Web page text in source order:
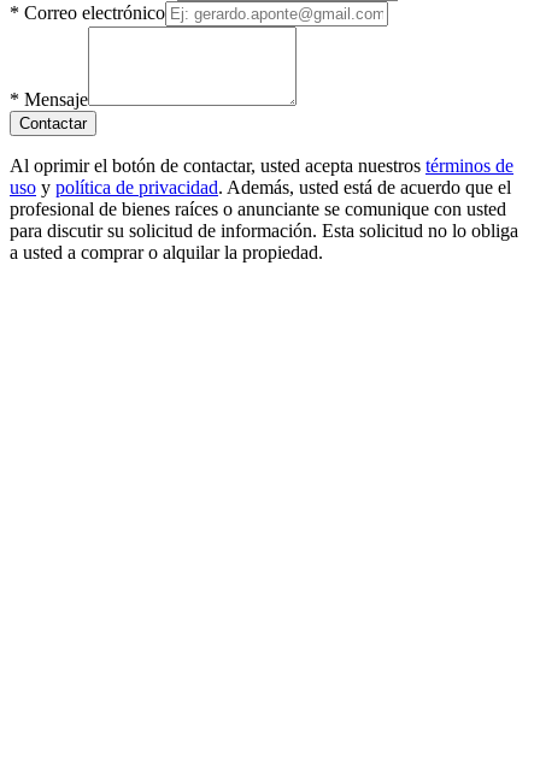
* Correo electrónico
* Mensaje
Contactar
Al oprimir el botón de contactar, usted acepta nuestros términos de
uso y política de privacidad. Además, usted está de acuerdo que el
profesional de bienes raíces o anunciante se comunique con usted
para discutir su solicitud de información. Esta solicitud no lo obliga
a usted a comprar o alquilar la propiedad.